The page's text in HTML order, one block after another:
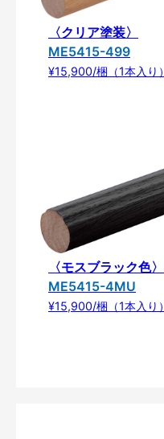
〈クリア塗装〉
ME5415-499
¥15,900/梱（1本入り）
〈モスブラック色〉
ME5415-4MU
¥15,900/梱（1本入り）